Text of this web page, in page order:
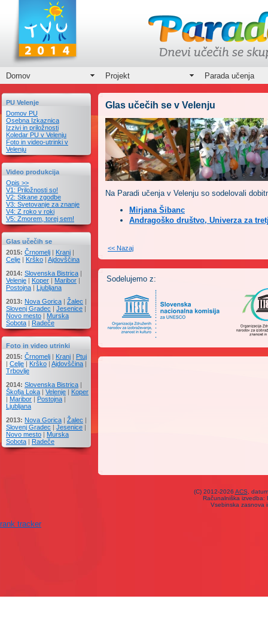
Domov Projekt Parada učenja
PU Velenje
Domov PU
Osebna Izkaznica
Izzivi in priložnosti
Koledar PU v Velenju
Foto in video-utrinki v
Velenju
Video produkcija
Opis >>
V1: Priložnosti so!
V2: Stkane zgodbe
V3: Svetovanje za znanje
V4: Z roko v roki
V5: Zmorem, torej sem!
Glas učečih se
2015: Črnomelj | Kranj |
Celje | Krško | Ajdovščina
2014: Slovenska Bistrica |
Velenje | Koper | Maribor |
Postojna | Ljubljana
2013: Nova Gorica | Žalec |
Slovenj Gradec | Jesenice |
Novo mesto | Murska
Sobota | Radeče
Foto in video utrinki
2015: Črnomelj | Kranj | Ptuj
| Celje | Krško | Ajdovščina |
Trbovlje
2014: Slovenska Bistrica |
Škofja Loka | Velenje | Koper
| Maribor | Postojna |
Ljubljana
2013: Nova Gorica | Žalec |
Slovenj Gradec | Jesenice |
Novo mesto | Murska
Sobota | Radeče
Glas učečih se v Velenju
Na Paradi učenja v Velenju so sodelovali
Mirjana Šibanc
Andragoško društvo, Univerza za
<< Nazaj
Sodelujemo z:
(C) 2012-2026 ACS,
Računalniška izvedba:
Vsebinska zasnova
rank tracker